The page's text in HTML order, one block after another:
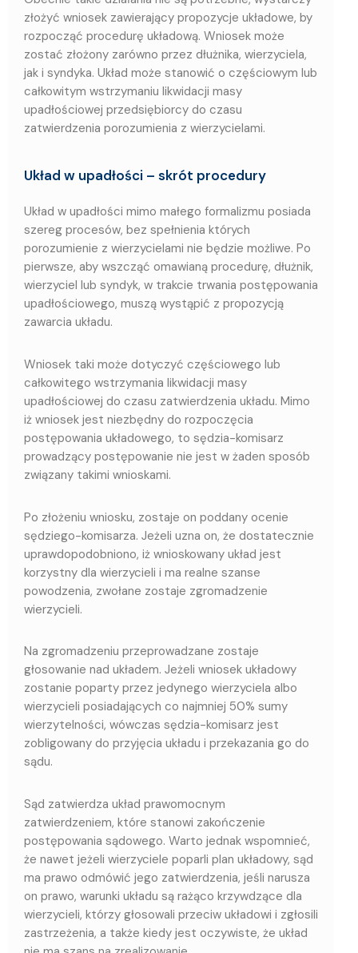
złożyć wniosek zawierający propozycje układowe, by
rozpocząć procedurę układową. Wniosek może
zostać złożony zarówno przez dłużnika, wierzyciela,
jak i syndyka. Układ może stanowić o częściowym lub
całkowitym wstrzymaniu likwidacji masy
upadłościowej przedsiębiorcy do czasu
zatwierdzenia porozumienia z wierzycielami.
Układ w upadłości – skrót procedury
Układ w upadłości mimo małego formalizmu posiada
szereg procesów, bez spełnienia których
porozumienie z wierzycielami nie będzie możliwe. Po
pierwsze, aby wszcząć omawianą procedurę, dłużnik,
wierzyciel lub syndyk, w trakcie trwania postępowania
upadłościowego, muszą wystąpić z propozycją
zawarcia układu.
Wniosek taki może dotyczyć częściowego lub
całkowitego wstrzymania likwidacji masy
upadłościowej do czasu zatwierdzenia układu. Mimo
iż wniosek jest niezbędny do rozpoczęcia
postępowania układowego, to sędzia-komisarz
prowadzący postępowanie nie jest w żaden sposób
związany takimi wnioskami.
Po złożeniu wniosku, zostaje on poddany ocenie
sędziego-komisarza. Jeżeli uzna on, że dostatecznie
uprawdopodobniono, iż wnioskowany układ jest
korzystny dla wierzycieli i ma realne szanse
powodzenia, zwołane zostaje zgromadzenie
wierzycieli.
Na zgromadzeniu przeprowadzane zostaje
głosowanie nad układem. Jeżeli wniosek układowy
zostanie poparty przez jedynego wierzyciela albo
wierzycieli posiadających co najmniej 50% sumy
wierzytelności, wówczas sędzia-komisarz jest
zobligowany do przyjęcia układu i przekazania go do
sądu.
Sąd zatwierdza układ prawomocnym
zatwierdzeniem, które stanowi zakończenie
postępowania sądowego. Warto jednak wspomnieć,
że nawet jeżeli wierzyciele poparli plan układowy, sąd
ma prawo odmówić jego zatwierdzenia, jeśli narusza
on prawo, warunki układu są rażąco krzywdzące dla
wierzycieli, którzy głosowali przeciw układowi i zgłosili
zastrzeżenia, a także kiedy jest oczywiste, że układ